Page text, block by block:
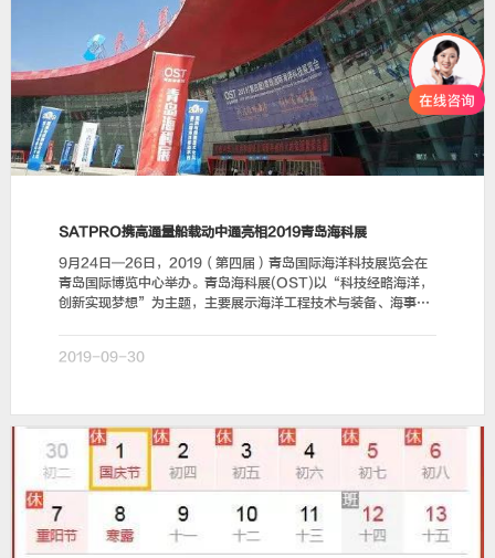
SATPRO携高通量船载动中通亮相2019青岛海科展
9月24日—26日，2019（第四届）青岛国际海洋科技展览会在
青岛国际博览中心举办。青岛海科展(OST)以“科技经略海洋，
创新实现梦想”为主题，主要展示海洋工程技术与装备、海事技
2019-09-30